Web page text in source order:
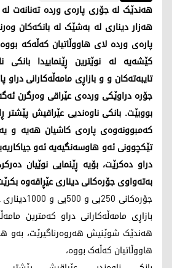
هەزار دیناری لە بەشێک لە بانکەکان
پارەی وردە لای هاووڵاتیان کەڵەکە
کێشەیە لە نوێترین ڕێنماییدا بانکی
تایبەتەکان و و بازاڕی مامەڵەکارانی
جۆرە دراوێکی وردەی عێراقی وەرگرن
بووبێت. بانکی ناوەندیی عێراقیش پێشتر
کەمبوونەوەی پارەی کاشیان هەیە و
تێکچوونی ئەو هاوسەنگیەیە ئەو
دراو دەکرێت، بۆیە ڕێنمایی نوێیان
بەتەواوی جۆرەکانی دیناری عێڕاقەوە
جۆرەکانی
بازاڕی مامەڵەکارانی دراو کەمترین
هەندێک شوێنیش هەروەرناگیرێت، بەو
هاووڵاتیان کەڵەک بووە،